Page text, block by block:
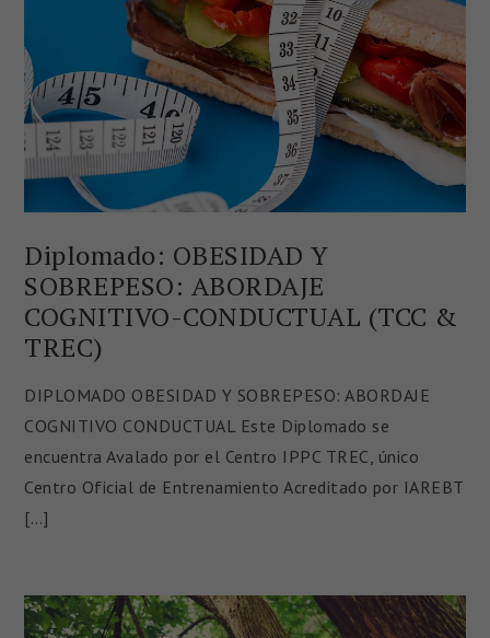
Diplomado: OBESIDAD Y
SOBREPESO: ABORDAJE
COGNITIVO-CONDUCTUAL (TCC &
TREC)
DIPLOMADO OBESIDAD Y SOBREPESO: ABORDAJE
COGNITIVO CONDUCTUAL Este Diplomado se
encuentra Avalado por el Centro IPPC TREC, único
Centro Oficial de Entrenamiento Acreditado por IAREBT
[…]